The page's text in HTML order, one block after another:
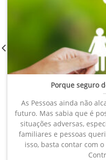
Porque seguro
As Pessoas ainda não
futuro. Mas sabia que é
situações adversas,
familiares e pessoas
isso, basta contar com